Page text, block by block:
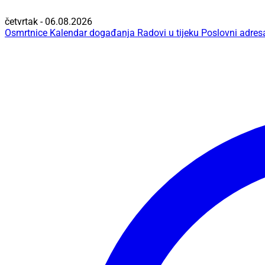
četvrtak - 06.08.2026
Osmrtnice Kalendar događanja Radovi u tijeku Poslovni